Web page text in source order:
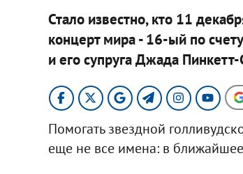
Стало известно, кто 11
концерт мира - 16-ый по
и его супруга Джада
Помогать звездной
еще не все имена: в